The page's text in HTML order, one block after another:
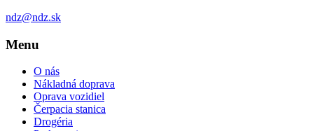
ndz@ndz.sk
Menu
O nás
Nákladná doprava
Oprava vozidiel
Čerpacia stanica
Drogéria